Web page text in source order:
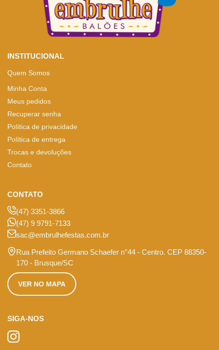
INSTITUCIONAL
Quem Somos
Minha Conta
Meus pedidos
Recuperar senha
Política de privacidade
Política de entrega
Trocas e devoluções
Contato
CONTATO
(47) 3351-3866
(47) 9 9791-7133
sac@embrulhefestas.com.br
Rua Prefeito Germano Schaefer n°44 - Centro. CEP 88350-
170 - Brusque/SC
VER NO MAPA
SIGA-NOS